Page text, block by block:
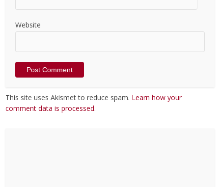
Website
This site uses Akismet to reduce spam. Learn how your
comment data is processed.